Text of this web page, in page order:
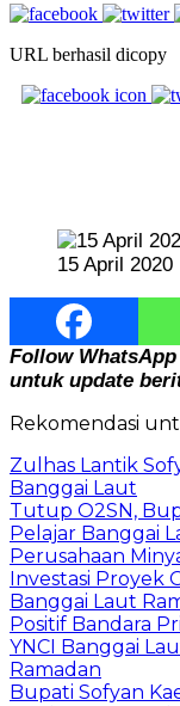
URL berhasil dicopy
15 April 2020
Follow
untuk update
Rekomendasi
Zulhas Lantik
Banggai Laut
Tutup O2SN,
Pelajar Banggai
Perusahaan
Investasi Proyek
Banggai Laut
Positif Bandara
YNCI Banggai
Ramadan
Bupati Sofyan